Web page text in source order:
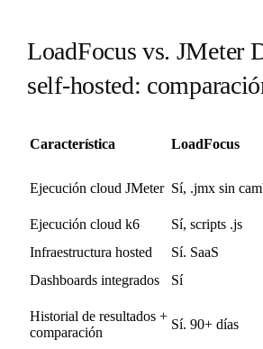
LoadFocus vs. JMeter
self-hosted:
Característica LoadFocus
Ejecución cloud JMeter Sí, .jmx sin
Ejecución cloud k6
Sí, scripts .js
Infraestructura hosted
Sí. SaaS
Dashboards integrados
Sí
Historial de resultados +
comparación
Sí. 90+ días